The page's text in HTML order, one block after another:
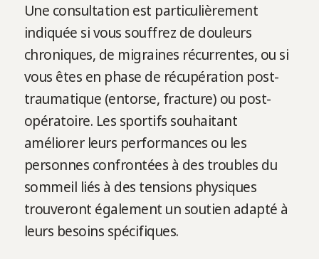
Une consultation est particulièrement
indiquée si vous souffrez de douleurs
chroniques, de migraines récurrentes, ou si
vous êtes en phase de récupération post-
traumatique (entorse, fracture) ou post-
opératoire. Les sportifs souhaitant
améliorer leurs performances ou les
personnes confrontées à des troubles du
sommeil liés à des tensions physiques
trouveront également un soutien adapté à
leurs besoins spécifiques.